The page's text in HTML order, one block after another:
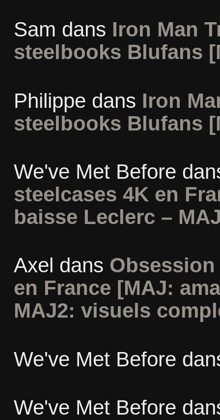
Sam dans Iron Man
steelbooks Blufans
Philippe dans Iron
steelbooks Blufans
We've Met Before
steelcases 4K en
baisse Leclerc –
Axel dans
en France [MAJ:
MAJ2: visuels
We've Met Before
We've Met Before